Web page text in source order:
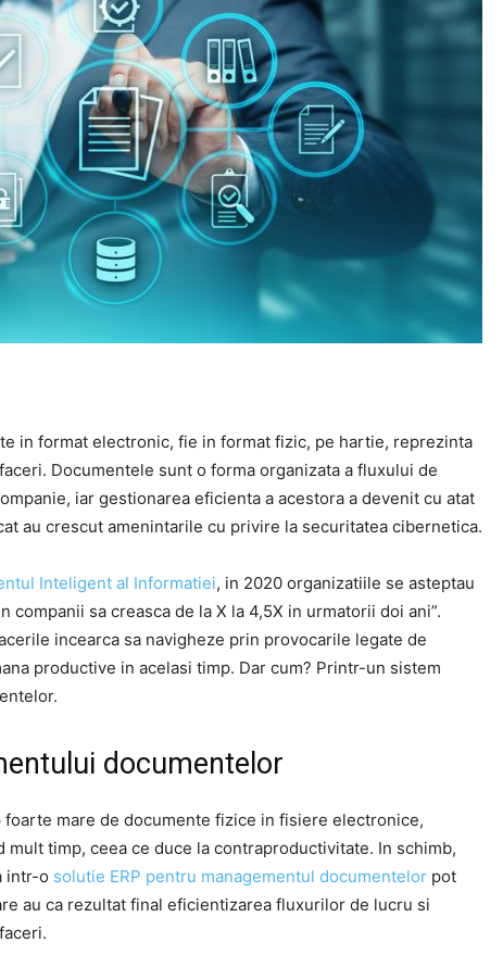
in format electronic, fie in format fizic, pe hartie, reprezinta
Documentele sunt o forma organizata a fluxului de
iar gestionarea eficienta a acestora a devenit cu atat
au crescut amenintarile cu privire la securitatea cibernetica.
Inteligent al Informatiei, in 2020 organizatiile se asteptau
companii sa creasca de la X la 4,5X in urmatorii doi ani”.
incearca sa navigheze prin provocarile legate de
productive in acelasi timp. Dar cum? Printr-un sistem
documentelor
mare de documente fizice in fisiere electronice,
timp, ceea ce duce la contraproductivitate. In schimb,
intr-o solutie ERP pentru managementul documentelor pot
au ca rezultat final eficientizarea fluxurilor de lucru si